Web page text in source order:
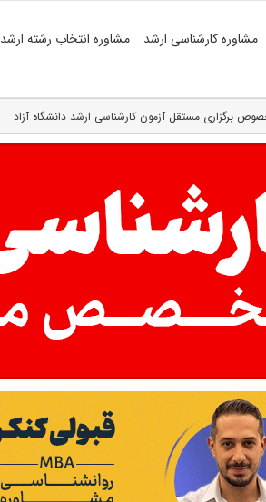
مشاوره کارشناسی ارشد مشاوره انتخاب رشته ارشد
برگزاری مستقل آزمون کارشناسی ارشد دانشگاه آزاد